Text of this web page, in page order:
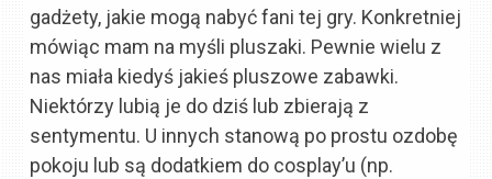
gadżety, jakie mogą nabyć fani tej gry. Konkretniej
mówiąc mam na myśli pluszaki. Pewnie wielu z
nas miała kiedyś jakieś pluszowe zabawki.
Niektórzy lubią je do dziś lub zbierają z
sentymentu. U innych stanową po prostu ozdobę
pokoju lub są dodatkiem do cosplay’u (np.